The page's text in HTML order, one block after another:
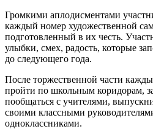
Громкими аплодисментами
каждый номер художественной
подготовленный в их честь.
улыбки, смех, радость, которые
до следующего года.
После торжественной части
пройти по школьным коридорам,
пообщаться с учителями,
своими классными
одноклассниками.